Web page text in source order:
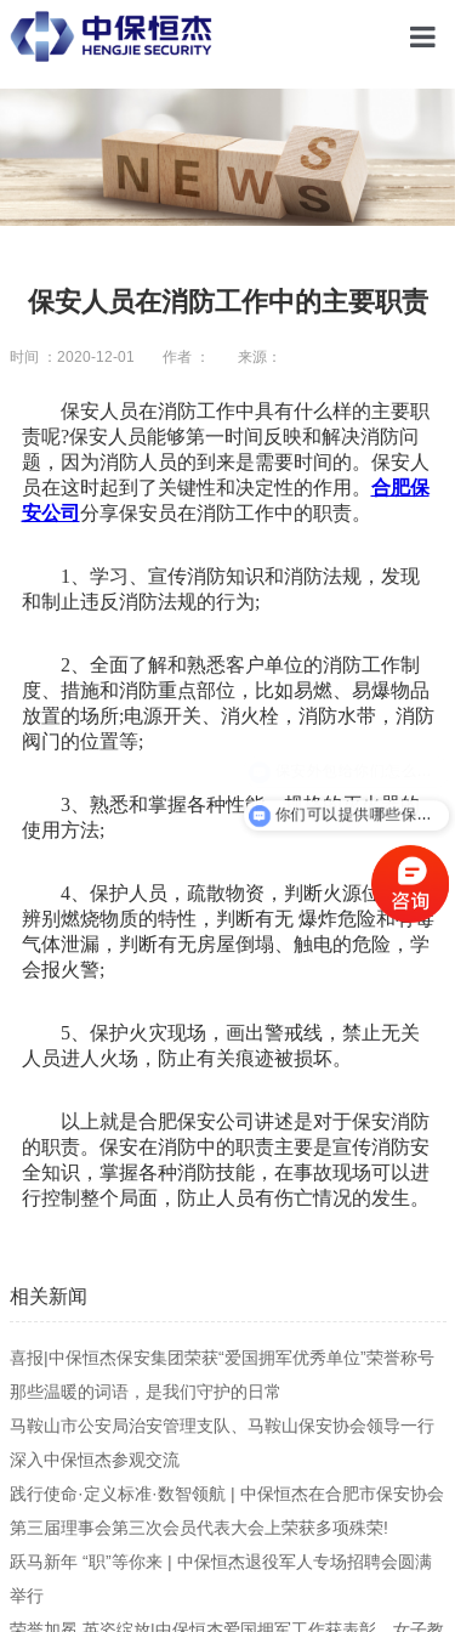
关
保安人员在消防工作中的主要职责
时间 ：2020-12-01 作者 ： 来源：
保安人员在消防工作中具有什么样的主要职
责呢?保安人员能够第一时间反映和解决消防问
题，因为消防人员的到来是需要时间的。保安人
员在这时起到了关键性和决定性的作用。 合肥保
安公司 分享保安员在消防工作中的职责。
1、学习、宣传消防知识和消防法规，发现
和制止违反消防法规的行为;
2、全面了解和熟悉客户单位的消防工作制
度、措施和消防重点部位，比如易燃、易爆物品
放置的场所;电源开关、消火栓，消防水带，消防
阀门的位置等;
3、熟悉和掌握各种性能、规格的灭火器的
使用方法;
4、保护人员，疏散物资，判断火源位置，
辨别燃烧物质的特性，判断有无 爆炸危险和有毒
气体泄漏，判断有无房屋倒塌、触电的危险，学
会报火警;
5、保护火灾现场，画出警戒线，禁止无关
人员进人火场，防止有关痕迹被损坏。
以上就是合肥保安公司讲述是对于保安消防
的职责。保安在消防中的职责主要是宣传消防安
全知识，掌握各种消防技能，在事故现场可以进
行控制整个局面，防止人员有伤亡情况的发生。
相关新闻
喜报|中保恒杰保安集团荣获“爱国拥军优秀单位”荣誉称号
那些温暖的词语，是我们守护的日常
马鞍山市公安局治安管理支队、马鞍山保安协会领导一行
深入中保恒杰参观交流
践行使命·定义标准·数智领航 | 中保恒杰在合肥市保安协会
第三届理事会第三次会员代表大会上荣获多项殊荣!
跃马新年 “职”等你来 | 中保恒杰退役军人专场招聘会圆满
举行
你们可以提供哪些保安服务？